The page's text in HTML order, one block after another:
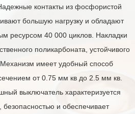
контакты из фосфористой
большую нагрузку и обладают
ресурсом 40 000 циклов. Накладки
поликарбоната, устойчивого
имеет удобный способ
от 0.75 мм кв до 2.5 мм кв.
выключатель характеризуется
безопасностью и обеспечивает